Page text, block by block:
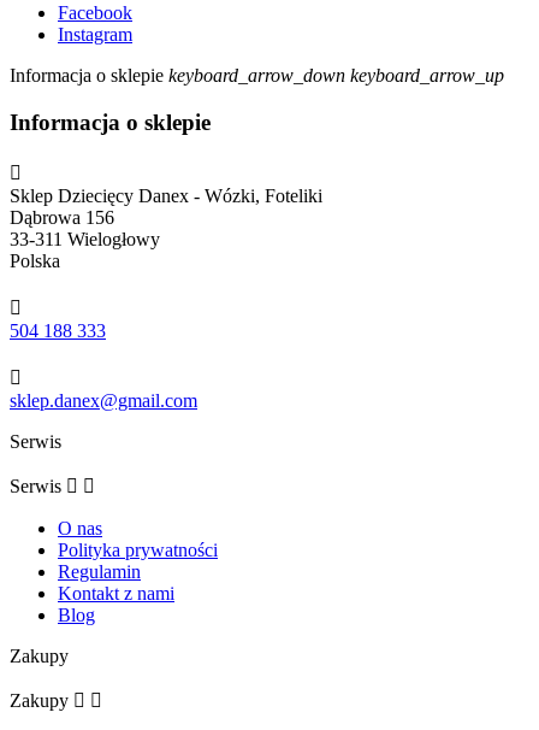
Facebook
Instagram
Informacja o sklepie keyboard_arrow_down keyboard_arrow_up
Informacja o sklepie

Sklep Dziecięcy Danex - Wózki, Foteliki
Dąbrowa 156
33-311 Wielogłowy
Polska

504 188 333

sklep.danex@gmail.com
Serwis
Serwis  
O nas
Polityka prywatności
Regulamin
Kontakt z nami
Blog
Zakupy
Zakupy  